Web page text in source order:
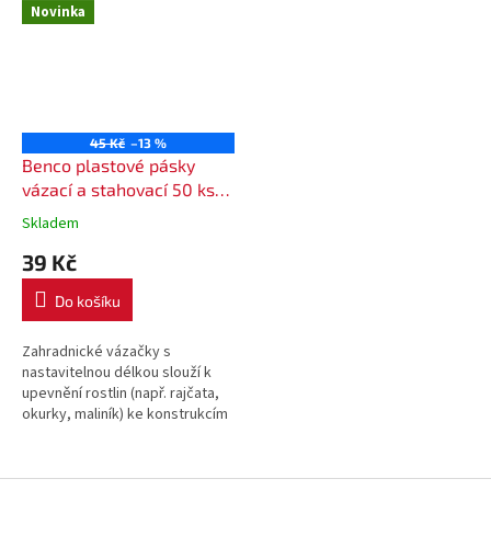
Novinka
45 Kč –13 %
Benco plastové pásky
vázací a stahovací 50 ks
zelené
Skladem
39 Kč
Do košíku
Zahradnické vázačky s
nastavitelnou délkou slouží k
upevnění rostlin (např. rajčata,
okurky, maliník) ke konstrukcím